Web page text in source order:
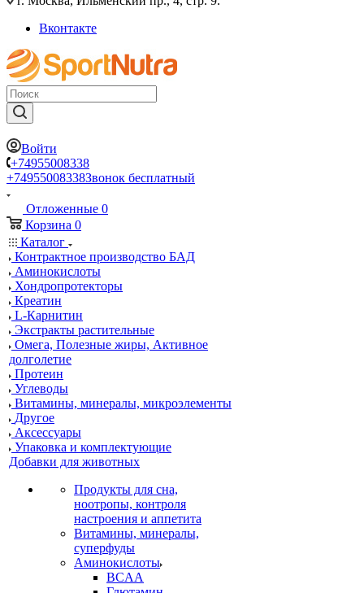
Вконтакте
Войти
+74955008338
+74955008338Звонок бесплатный
Отложенные 0
Корзина 0
Каталог
Контрактное производство БАД
Аминокислоты
Хондропротекторы
Креатин
L-Карнитин
Экстракты растительные
Омега, Полезные жиры, Активное
долголетие
Протеин
Углеводы
Витамины, минералы, микроэлементы
Другое
Аксессуары
Упаковка и комплектующие
Добавки для животных
Продукты для сна,
ноотропы, контроля
настроения и аппетита
Витамины, минералы,
суперфуды
Аминокислоты
BCAA